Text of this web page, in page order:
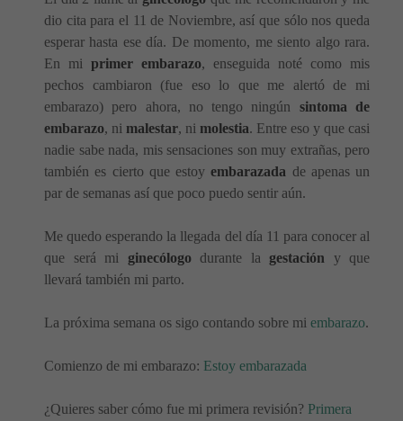
dio cita para el 11 de Noviembre, así que sólo nos queda
esperar hasta ese día. De momento, me siento algo rara.
En mi primer embarazo, enseguida noté como mis
pechos cambiaron (fue eso lo que me alertó de mi
embarazo) pero ahora, no tengo ningún sintoma de
embarazo, ni malestar, ni molestia. Entre eso y que casi
nadie sabe nada, mis sensaciones son muy extrañas, pero
también es cierto que estoyembarazada de apenas un
par de semanas así que poco puedo sentir aún.
Me quedo esperando la llegada del día 11 para conocer al
que será mi ginecólogodurante la gestación y que
llevará también mi parto.
La próxima semana os sigo contando sobre mi embarazo.
Comienzo de mi embarazo: Estoy embarazada
¿Quieres saber cómo fue mi primera revisión? Primera